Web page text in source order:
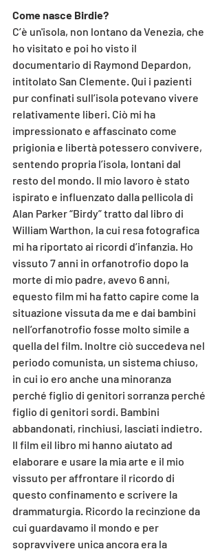
Come nasce Birdie?
C’è un'isola, non lontano da Venezia, che
ho visitato e poi ho visto il
documentario di Raymond Depardon,
intitolato San Clemente. Qui i pazienti
pur confinati sull’isola potevano vivere
relativamente liberi. Ciò mi ha
impressionato e affascinato come
prigionia e libertà potessero convivere,
sentendo propria l’isola, lontani dal
resto del mondo. Il mio lavoro è stato
ispirato e influenzato dalla pellicola di
Alan Parker “Birdy” tratto dal libro di
William Warthon, la cui resa fotografica
mi ha riportato ai ricordi d’infanzia. Ho
vissuto 7 anni in orfanotrofio dopo la
morte di mio padre, avevo 6 anni,
equesto film mi ha fatto capire come la
situazione vissuta da me e dai bambini
nell’orfanotrofio fosse molto simile a
quella del film. Inoltre ciò succedeva nel
periodo comunista, un sistema chiuso,
in cui io ero anche una minoranza
perché figlio di genitori sorranza perché
figlio di genitori sordi. Bambini
abbandonati, rinchiusi, lasciati indietro.
Il film eil libro mi hanno aiutato ad
elaborare e usare la mia arte e il mio
vissuto per affrontare il ricordo di
questo confinamento e scrivere la
drammaturgia. Ricordo la recinzione da
cui guardavamo il mondo e per
sopravvivere unica ancora era la